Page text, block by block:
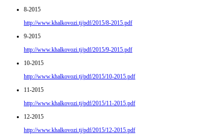
8-2015
http://www.khalkovozi.tj/pdf/2015/8-2015.pdf
9-2015
http://www.khalkovozi.tj/pdf/2015/9-2015.pdf
10-2015
http://www.khalkovozi.tj/pdf/2015/10-2015.pdf
11-2015
http://www.khalkovozi.tj/pdf/2015/11-2015.pdf
12-2015
http://www.khalkovozi.tj/pdf/2015/12-2015.pdf